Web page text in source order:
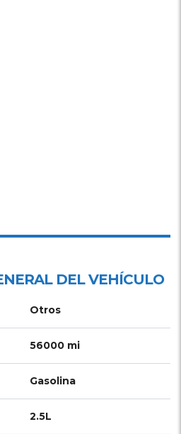
DEL VEHÍCULO
Otros
56000 mi
Gasolina
2.5L